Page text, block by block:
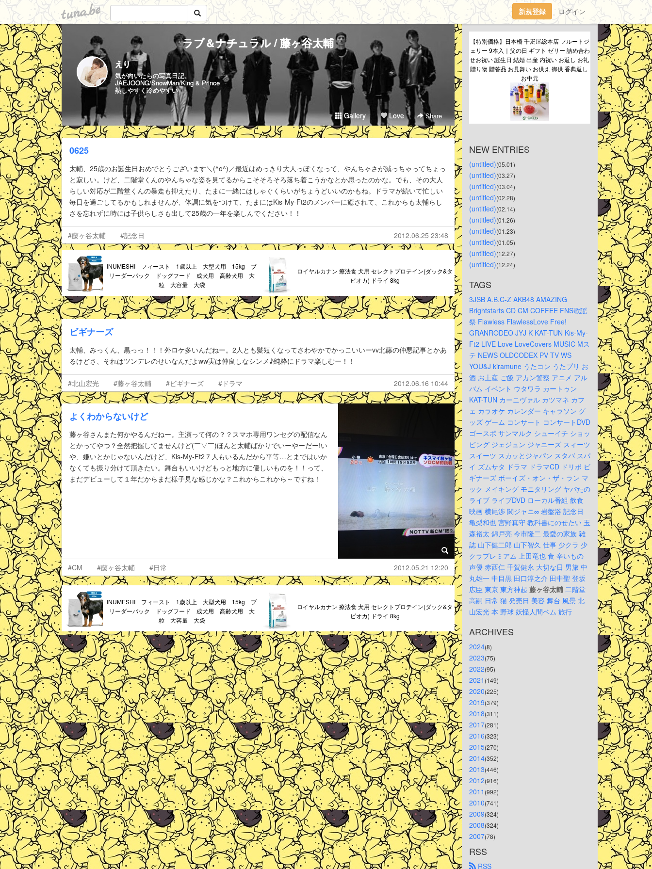
tuna.be 新規登録 ログイン
ラブ＆ナチュラル / 藤ヶ谷太輔
えり
気が向いたらの写真日記。
JAEJOONG/SnowMan/King & Prince
熱しやすく冷めやすい
Gallery Love Share
0625
太輔、25歳のお誕生日おめでとうございます＼(^o^)／最近はめっきり大人っぽくなって、やんちゃさが減っちゃってちょっ
と寂しい。けど、二階堂くんのやんちゃな姿を見てるからこそそろそろ落ち着こうかなとか思ったのかな。でも、その大人
らしい対応が二階堂くんの暴走も抑えたり、たまに一緒にはしゃぐくらいがちょうどいいのかもね。ドラマが続いて忙しい
毎日を過ごしてるかもしれませんが、体調に気をつけて、たまにはKis-My-Ft2のメンバーに癒されて、これからも太輔らし
さを忘れずに時には子供らしさも出して25歳の一年を楽しんでください！！
#藤ヶ谷太輔 #記念日 2012.06.25 23:48
INUMESHI フィースト 1歳以上 大型犬用 15kg ブ
リーダーパック ドッグフード 成犬用 高齢犬用 大
粒 大容量 大袋
ロイヤルカナン 療法食 犬用 セレクトプロテイン(ダック&タ
ピオカ) ドライ 8kg
ビギナーズ
太輔、みっくん、黒っっ！！！外ロケ多いんだねー。2人とも髪短くなってさわやかでかっこいいーvv北藤の仲悪記事とかあ
るけどさ、それはツンデレのせいなんだよww実は仲良しなシンメ♪純粋にドラマ楽しむー！！
#北山宏光 #藤ヶ谷太輔 #ビギナーズ #ドラマ 2012.06.16 10:44
よくわからないけど
藤ヶ谷さんまた何かやるんだねー。主演って何の？？スマホ専用ワンセグの配信なん
とかってやつ？全然把握してませんけど(￣▽￣)ほんと太輔ばかりでいーやーだー!い
や、嫌いとかじゃないんだけど、Kis-My-Ft2７人もいるんだから平等…とまではいか
なくても振り分けて頂きたい。舞台もいいけどもっと地方に優しいものを！！って、
まだデビューして１年だからまだ様子見な感じかな？これからこれから～ですね！
#CM #藤ヶ谷太輔 #日常 2012.05.21 12:20
INUMESHI フィースト 1歳以上 大型犬用 15kg ブ
リーダーパック ドッグフード 成犬用 高齢犬用 大
粒 大容量 大袋
ロイヤルカナン 療法食 犬用 セレクトプロテイン(ダック&タ
ピオカ) ドライ 8kg
【特別価格】日本橋 千疋屋総本店 フルートジ
ェリー 9本入｜父の日 ギフト ゼリー 詰め合わ
せお祝い 誕生日 結婚 出産 内祝い お返し お礼
贈り物 贈答品 お見舞い お供え 御供 香典返し
お中元
NEW ENTRIES
(untitled)(05.01)
(untitled)(03.27)
(untitled)(03.04)
(untitled)(02.28)
(untitled)(02.14)
(untitled)(01.26)
(untitled)(01.23)
(untitled)(01.05)
(untitled)(12.27)
(untitled)(12.24)
TAGS
3JSB A.B.C-Z AKB48 AMAZING
Brightstarts CD CM COFFEE FNS歌謡
祭 Flawless FlawlessLove Free!
GRANRODEO JYJ K KAT-TUN Kis-My-
Ft2 LIVE Love LoveCovers MUSIC Mス
テ NEWS OLDCODEX PV TV WS
YOU&J kiramune うたコン うたプリ お
酒 お土産 ご飯 アカン警察 アニメ アル
バム イベント ウタワラ カートゥン
KAT-TUN カーニヴァル カツマネ カフ
ェ カラオケ カレンダー キャラソン グ
ッズ ゲーム コンサート コンサートDVD
ゴースポ サンマルク シューイチ ショッ
ピング ジェジュン ジャニーズ スィーツ
スイーツ スカッとジャパン スタバ スパ
イ ズムサタ ドラマ ドラマCD ドリボ ビ
ギナーズ ボーイズ・オン・ザ・ラン マ
ック メイキング モニタリング ヤバたの
ライブ ライブDVD ローカル番組 飲食
映画 横尾渉 関ジャニ∞ 岩盤浴 記念日
亀梨和也 宮野真守 教科書にのせたい 玉
森裕太 錦戸亮 今市隆二 最愛の家族 雑
誌 山下健二郎 山下智久 仕事 少クラ 少
クラプレミアム 上田竜也 食 辛いもの
声優 赤西仁 千賀健永 大切な日 男旅 中
丸雄一 中目黒 田口淳之介 田中聖 登坂
広臣 東京 東方神起 藤ヶ谷太輔 二階堂
高嗣 日常 猫 発売日 美容 舞台 風景 北
山宏光 本 野球 妖怪人間ベム 旅行
ARCHIVES
2024(8)
2023(75)
2022(95)
2021 (149)
2020(225)
2019(379)
2018(311)
2017(281)
2016(323)
2015(270)
2014(352)
2013(446)
2012(916)
2011 (992)
2010(741)
2009(324)
2008(324)
2007(78)
RSS
RSS